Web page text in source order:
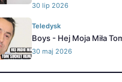
30 lip 2026
Teledysk
Boys - Hej Moja Miła
30 maj 2026